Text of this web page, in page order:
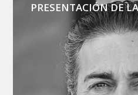
PRESENTACIÓN DE